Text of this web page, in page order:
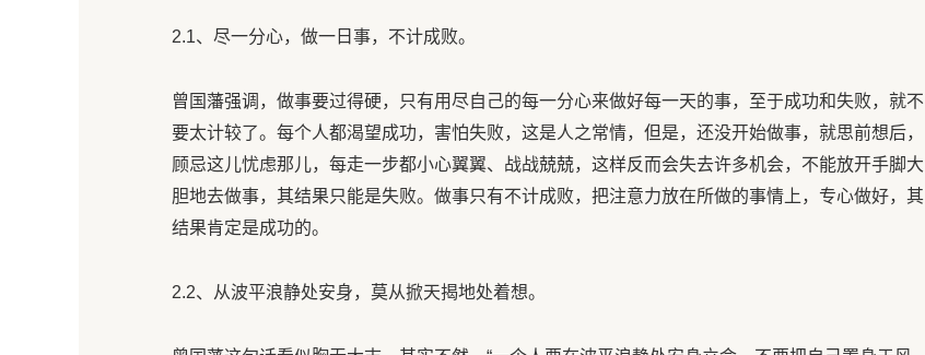
2.1、尽一分心，做一日事，不计成败。
曾国藩强调，做事要过得硬，只有用尽自己的每一分心来做好每一天的事，至于成功和失败，就不
要太计较了。每个人都渴望成功，害怕失败，这是人之常情，但是，还没开始做事，就思前想后，
顾忌这儿忧虑那儿，每走一步都小心翼翼、战战兢兢，这样反而会失去许多机会，不能放开手脚大
胆地去做事，其结果只能是失败。做事只有不计成败，把注意力放在所做的事情上，专心做好，其
结果肯定是成功的。
2.2、从波平浪静处安身，莫从掀天揭地处着想。